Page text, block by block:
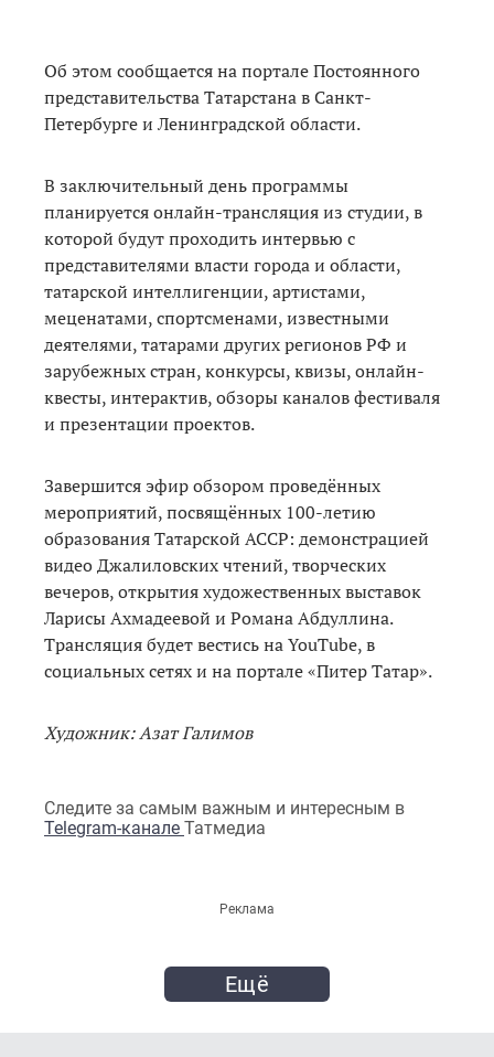
Об этом сообщается на портале Постоянного
представительства Татарстана в Санкт-
Петербурге и Ленинградской области.
В заключительный день программы
планируется онлайн-трансляция из студии, в
которой будут проходить интервью с
представителями власти города и области,
татарской интеллигенции, артистами,
меценатами, спортсменами, известными
деятелями, татарами других регионов РФ и
зарубежных стран, конкурсы, квизы, онлайн-
квесты, интерактив, обзоры каналов фестиваля
и презентации проектов.
Завершится эфир обзором проведённых
мероприятий, посвящённых 100-летию
образования Татарской АССР: демонстрацией
видео Джалиловских чтений, творческих
вечеров, открытия художественных выставок
Ларисы Ахмадеевой и Романа Абдуллина.
Трансляция будет вестись на YouTube, в
социальных сетях и на портале «Питер Татар».
Художник: Азат Галимов
Следите за самым важным и интересным в
Telegram-канале Татмедиа
Реклама
Ещё